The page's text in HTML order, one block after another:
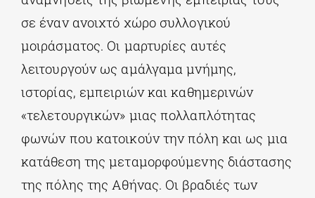
σε έναν ανοιχτό χώρο συλλογικού
μοιράσματος. Οι μαρτυρίες αυτές
λειτουργούν ως αμάλγαμα μνήμης,
ιστορίας, εμπειριών και καθημερινών
«τελετουργικών» μιας πολλαπλότητας
φωνών που κατοικούν την πόλη και ως μια
κατάθεση της μεταμορφούμενης διάστασης
της πόλης της Αθήνας. Οι βραδιές των